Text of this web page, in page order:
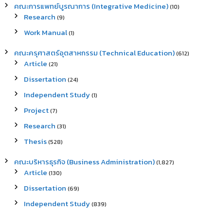
คณะการแพทย์บูรณาการ (Integrative Medicine)(10)
Research (9)
Work Manual(1)
คณะครุศาสตร์อุตสาหกรรม (Technical Education)(612)
Article (21)
Dissertation (24)
Independent Study(1)
Project(7)
Research (31)
Thesis(528)
คณะบริหารธุรกิจ (Business Administration)(1,827)
Article (130)
Dissertation (69)
Independent Study(839)